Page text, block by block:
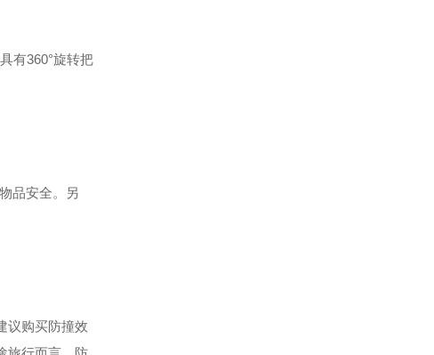
有360°旋转把
品安全。另
购买防撞效